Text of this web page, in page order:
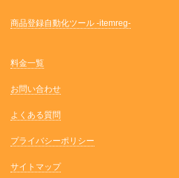
商品登録自動化ツール -itemreg-
料金一覧
お問い合わせ
よくある質問
プライバシーポリシー
サイトマップ